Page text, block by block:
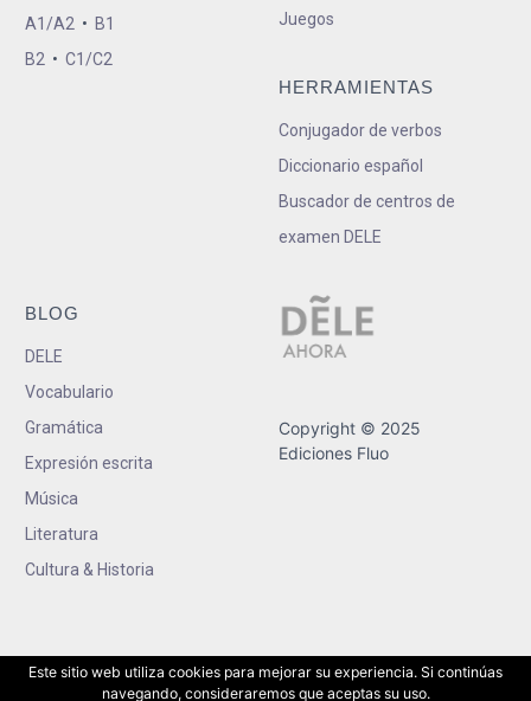
A1/A2 • B1
B2 • C1/C2
Juegos
HERRAMIENTAS
Conjugador de verbos
Diccionario español
Buscador de centros de
examen DELE
BLOG
DELE
Vocabulario
Gramática
Expresión escrita
Música
Literatura
Cultura & Historia
Copyright © 2025
Ediciones Fluo
Este sitio web utiliza cookies para mejorar su experiencia. Si continúas
navegando, consideraremos que aceptas su uso.